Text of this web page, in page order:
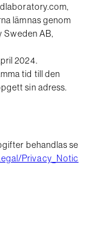
lämnas genom
Sweden AB,
2024.
tid till den
sin adress.
behandlas se
Privacy_Notic